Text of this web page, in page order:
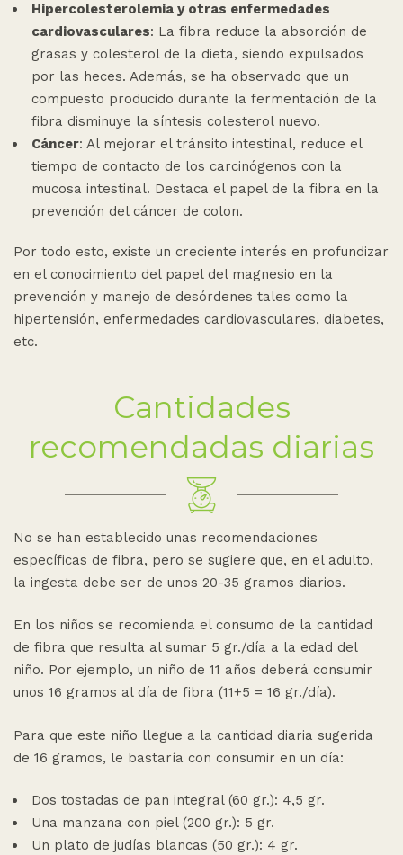
Hipercolesterolemia y otras enfermedades
cardiovasculares: La fibra reduce la absorción de
grasas y colesterol de la dieta, siendo expulsados
por las heces. Además, se ha observado que un
compuesto producido durante la fermentación de la
fibra disminuye la síntesis colesterol nuevo.
Cáncer: Al mejorar el tránsito intestinal, reduce el
tiempo de contacto de los carcinógenos con la
mucosa intestinal. Destaca el papel de la fibra en la
prevención del cáncer de colon.
Por todo esto, existe un creciente interés en profundizar
en el conocimiento del papel del magnesio en la
prevención y manejo de desórdenes tales como la
hipertensión, enfermedades cardiovasculares, diabetes,
etc.
Cantidades
recomendadas diarias
No se han establecido unas recomendaciones
específicas de fibra, pero se sugiere que, en el adulto,
la ingesta debe ser de unos 20-35 gramos diarios.
En los niños se recomienda el consumo de la cantidad
de fibra que resulta al sumar 5 gr./día a la edad del
niño. Por ejemplo, un niño de 11 años deberá consumir
unos 16 gramos al día de fibra (11+5 = 16 gr./día).
Para que este niño llegue a la cantidad diaria sugerida
de 16 gramos, le bastaría con consumir en un día:
Dos tostadas de pan integral (60 gr.): 4,5 gr.
Una manzana con piel (200 gr.): 5 gr.
Un plato de judías blancas (50 gr.): 4 gr.